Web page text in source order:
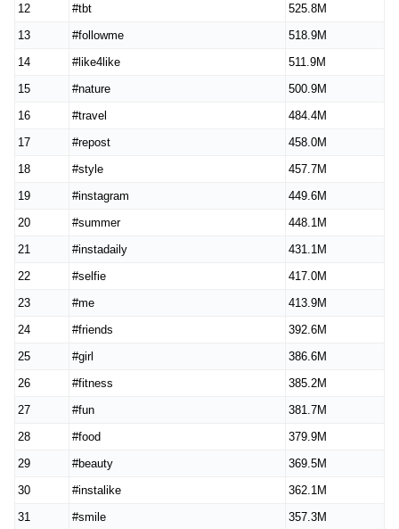
12
#tbt
525.8M
13
#followme
518.9M
14
#like4like
511.9M
15
#nature
500.9M
16
#travel
484.4M
17
#repost
458.0M
18
#style
457.7M
19
#instagram
449.6M
20
#summer
448.1M
21
#instadaily
431.1M
22
#selfie
417.0M
23
#me
413.9M
24
#friends
392.6M
25
#girl
386.6M
26
#fitness
385.2M
27
#fun
381.7M
28
#food
379.9M
29
#beauty
369.5M
30
#instalike
362.1M
31
#smile
357.3M